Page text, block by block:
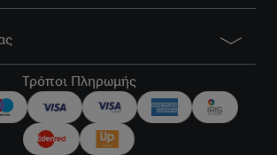
Τρόποι Πληρωμής